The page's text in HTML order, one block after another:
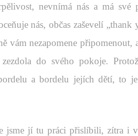
nevnímá nás a má své
nás, občas zaševelí „thank
vám nezapomene připomenout,
do svého pokoje.
a bordelu jejích dětí, to
jsme jí tu práci přislíbili, zítra i